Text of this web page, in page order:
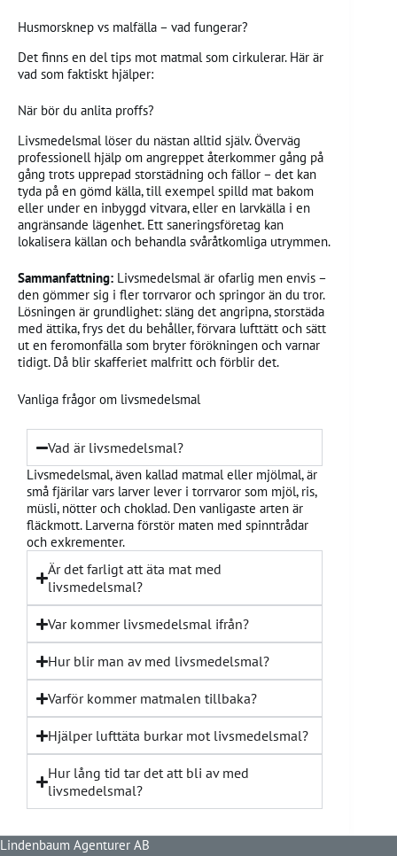
Husmorsknep vs malfälla – vad fungerar?
Det finns en del tips mot matmal som cirkulerar. Här är
vad som faktiskt hjälper:
När bör du anlita proffs?
Livsmedelsmal löser du nästan alltid själv. Överväg
professionell hjälp om angreppet återkommer gång på
gång trots upprepad storstädning och fällor – det kan
tyda på en gömd källa, till exempel spilld mat bakom
eller under en inbyggd vitvara, eller en larvkälla i en
angränsande lägenhet. Ett saneringsföretag kan
lokalisera källan och behandla svåråtkomliga utrymmen.
Sammanfattning: Livsmedelsmal är ofarlig men envis –
den gömmer sig i fler torrvaror och springor än du tror.
Lösningen är grundlighet: släng det angripna, storstäda
med ättika, frys det du behåller, förvara lufttätt och sätt
ut en feromonfälla som bryter förökningen och varnar
tidigt. Då blir skafferiet malfritt och förblir det.
Vanliga frågor om livsmedelsmal
Vad är livsmedelsmal?
Livsmedelsmal, även kallad matmal eller mjölmal, är
små fjärilar vars larver lever i torrvaror som mjöl, ris,
müsli, nötter och choklad. Den vanligaste arten är
fläckmott. Larverna förstör maten med spinntrådar
och exkrementer.
Är det farligt att äta mat med
livsmedelsmal?
Var kommer livsmedelsmal ifrån?
Hur blir man av med livsmedelsmal?
Varför kommer matmalen tillbaka?
Hjälper lufttäta burkar mot livsmedelsmal?
Hur lång tid tar det att bli av med
livsmedelsmal?
Lindenbaum Agenturer AB